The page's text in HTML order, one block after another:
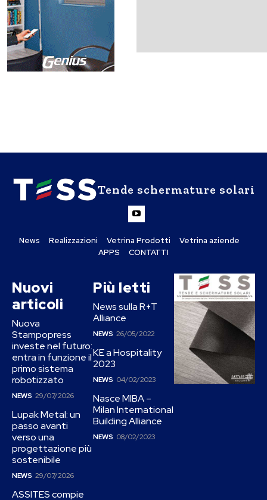
Tende schermature solari
News Realizzazioni Vetrina Prodotti
Vetrina aziende
APPS
CONTATTI
Nuovi
articoli
Nuova
Stampopress
investe nel futuro:
entra in funzione il
primo sistema
robotizzato
NEWS 29/07/2026
Lupak Metal: un
passo avanti
verso una
progettazione più
sostenibile
NEWS 29/07/2026
ASSITES compie
Più letti
News sulla R+T
Alliance
NEWS 26/05/2022
KE a Hospitality
2023
NEWS 04/02/2023
Nasce MIBA –
Milan International
Building Alliance
NEWS 08/02/2023